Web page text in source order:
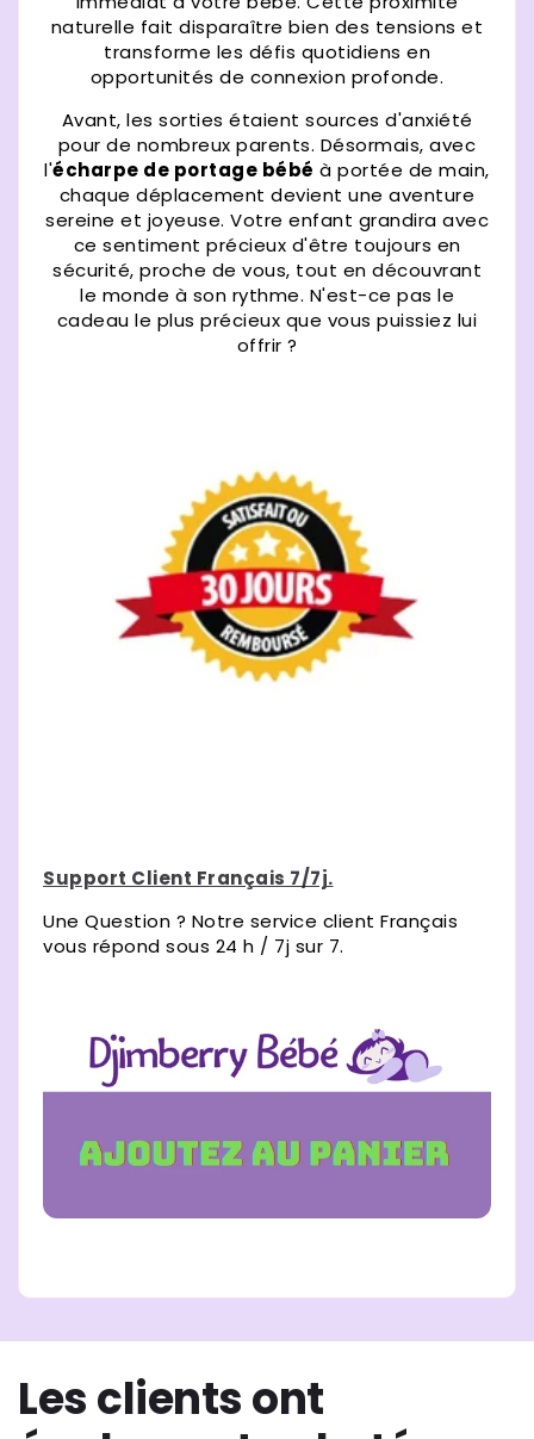
naturelle fait disparaître bien des tensions et
transforme les défis quotidiens en
opportunités de connexion profonde.
Avant, les sorties étaient sources d'anxiété
pour de nombreux parents. Désormais, avec
l'écharpe de portage bébé à portée de main,
chaque déplacement devient une aventure
sereine et joyeuse. Votre enfant grandira avec
ce sentiment précieux d'être toujours en
sécurité, proche de vous, tout en découvrant
le monde à son rythme. N'est-ce pas le
cadeau le plus précieux que vous puissiez lui
offrir ?
Support Client Français 7/7j.
Une Question ? Notre service client Français
vous répond sous 24 h / 7j sur 7.
Les clients ont